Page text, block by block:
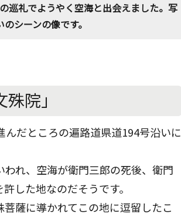
巡礼でようやく空海と出会えました。写
シーンの像です。
院」
だところの遍路道県道194号沿いに
れ、空海が衛門三郎の死後、衛門
した地なのだそうです。
薩に導かれてこの地に逗留したこ